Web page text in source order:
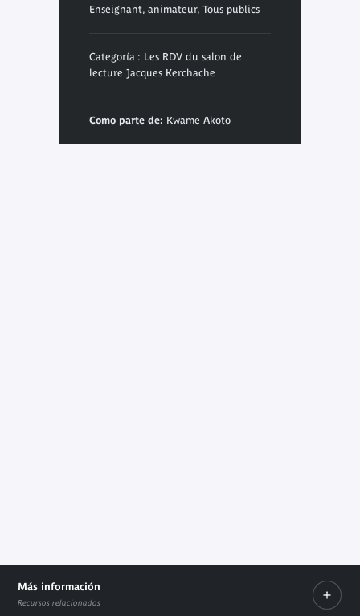
Enseignant, animateur, Tous publics
Categoría : Les RDV du salon de
lecture Jacques Kerchache
Como parte de: Kwame Akoto
Más información
Recursos relacionados